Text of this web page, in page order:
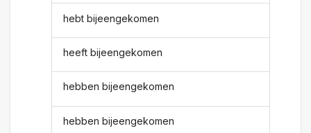
hebt bijeengekomen
heeft bijeengekomen
hebben bijeengekomen
hebben bijeengekomen